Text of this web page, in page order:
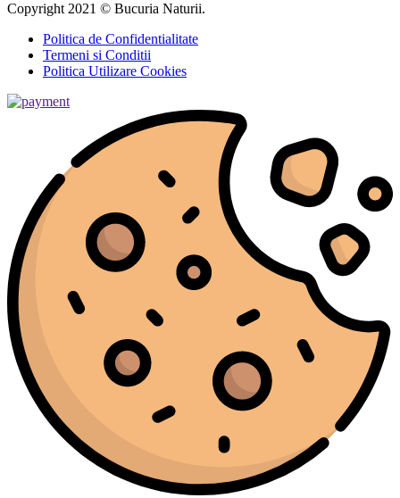
Copyright 2021 © Bucuria Naturii.
Politica de Confidentialitate
Termeni si Conditii
Politica Utilizare Cookies